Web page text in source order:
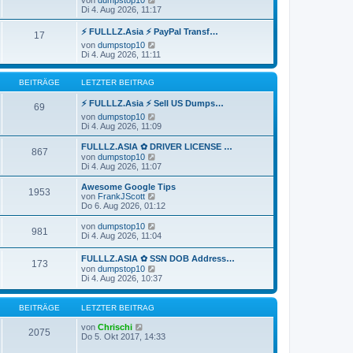
r
a
B
e
i
a
g
e
u
e
s
e
r
B
i
t
a
g
Di 4. Aug 2026, 11:17
17
⚡ FULLLZ.Asia ⚡ PayPal Transf…
von dumpstop10
e
u
e
t
e
e
i
t
a
g
Di 4. Aug 2026, 11:11
BEITRÄGE LETZTER BEITRAG
69
⚡ FULLLZ.Asia ⚡ Sell US Dumps…
von dumpstop10
e
u
e
t
e
r
B
e
i
t
a
g
Di 4. Aug 2026, 11:09
867
FULLLZ.ASIA ✿ DRIVER LICENSE …
von dumpstop10
e
u
e
t
B
e
i
t
a
g
Di 4. Aug 2026, 11:07
1953
Awesome Google Tips
von FrankJScott
e
u
s
r
e
i
t
a
Do 6. Aug 2026, 01:12
981 von dumpstop10
e
e
s
e
r
B
i
r
Di 4. Aug 2026, 11:04
173
FULLLZ.ASIA ✿ SSN DOB Address…
von dumpstop10
e
e
t
r
Di 4. Aug 2026, 10:37
BEITRÄGE LETZTER BEITRAG
2075 von Chrischi
e
Do 5. Okt 2017, 14:33